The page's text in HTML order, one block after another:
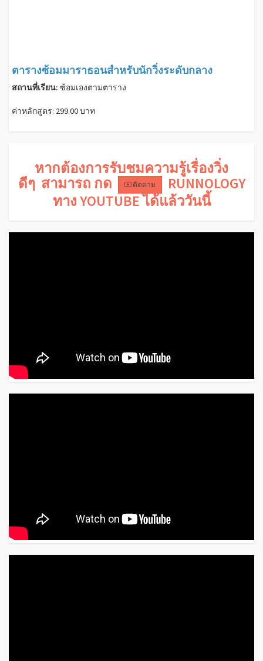
ตารางซ้อมมาราธอนสำหรับนักวิ่งระดับกลาง
สถานที่เรียน: ซ้อมเองตามตาราง
ค่าหลักสูตร: 299.00 บาท
หากต้องการรับชมความรู้เรื่องวิ่ง
ดีๆ สามารถ กด
ติดตาม
RUNNOLOGY
ทาง YOUTUBE ได้แล้ววันนี้